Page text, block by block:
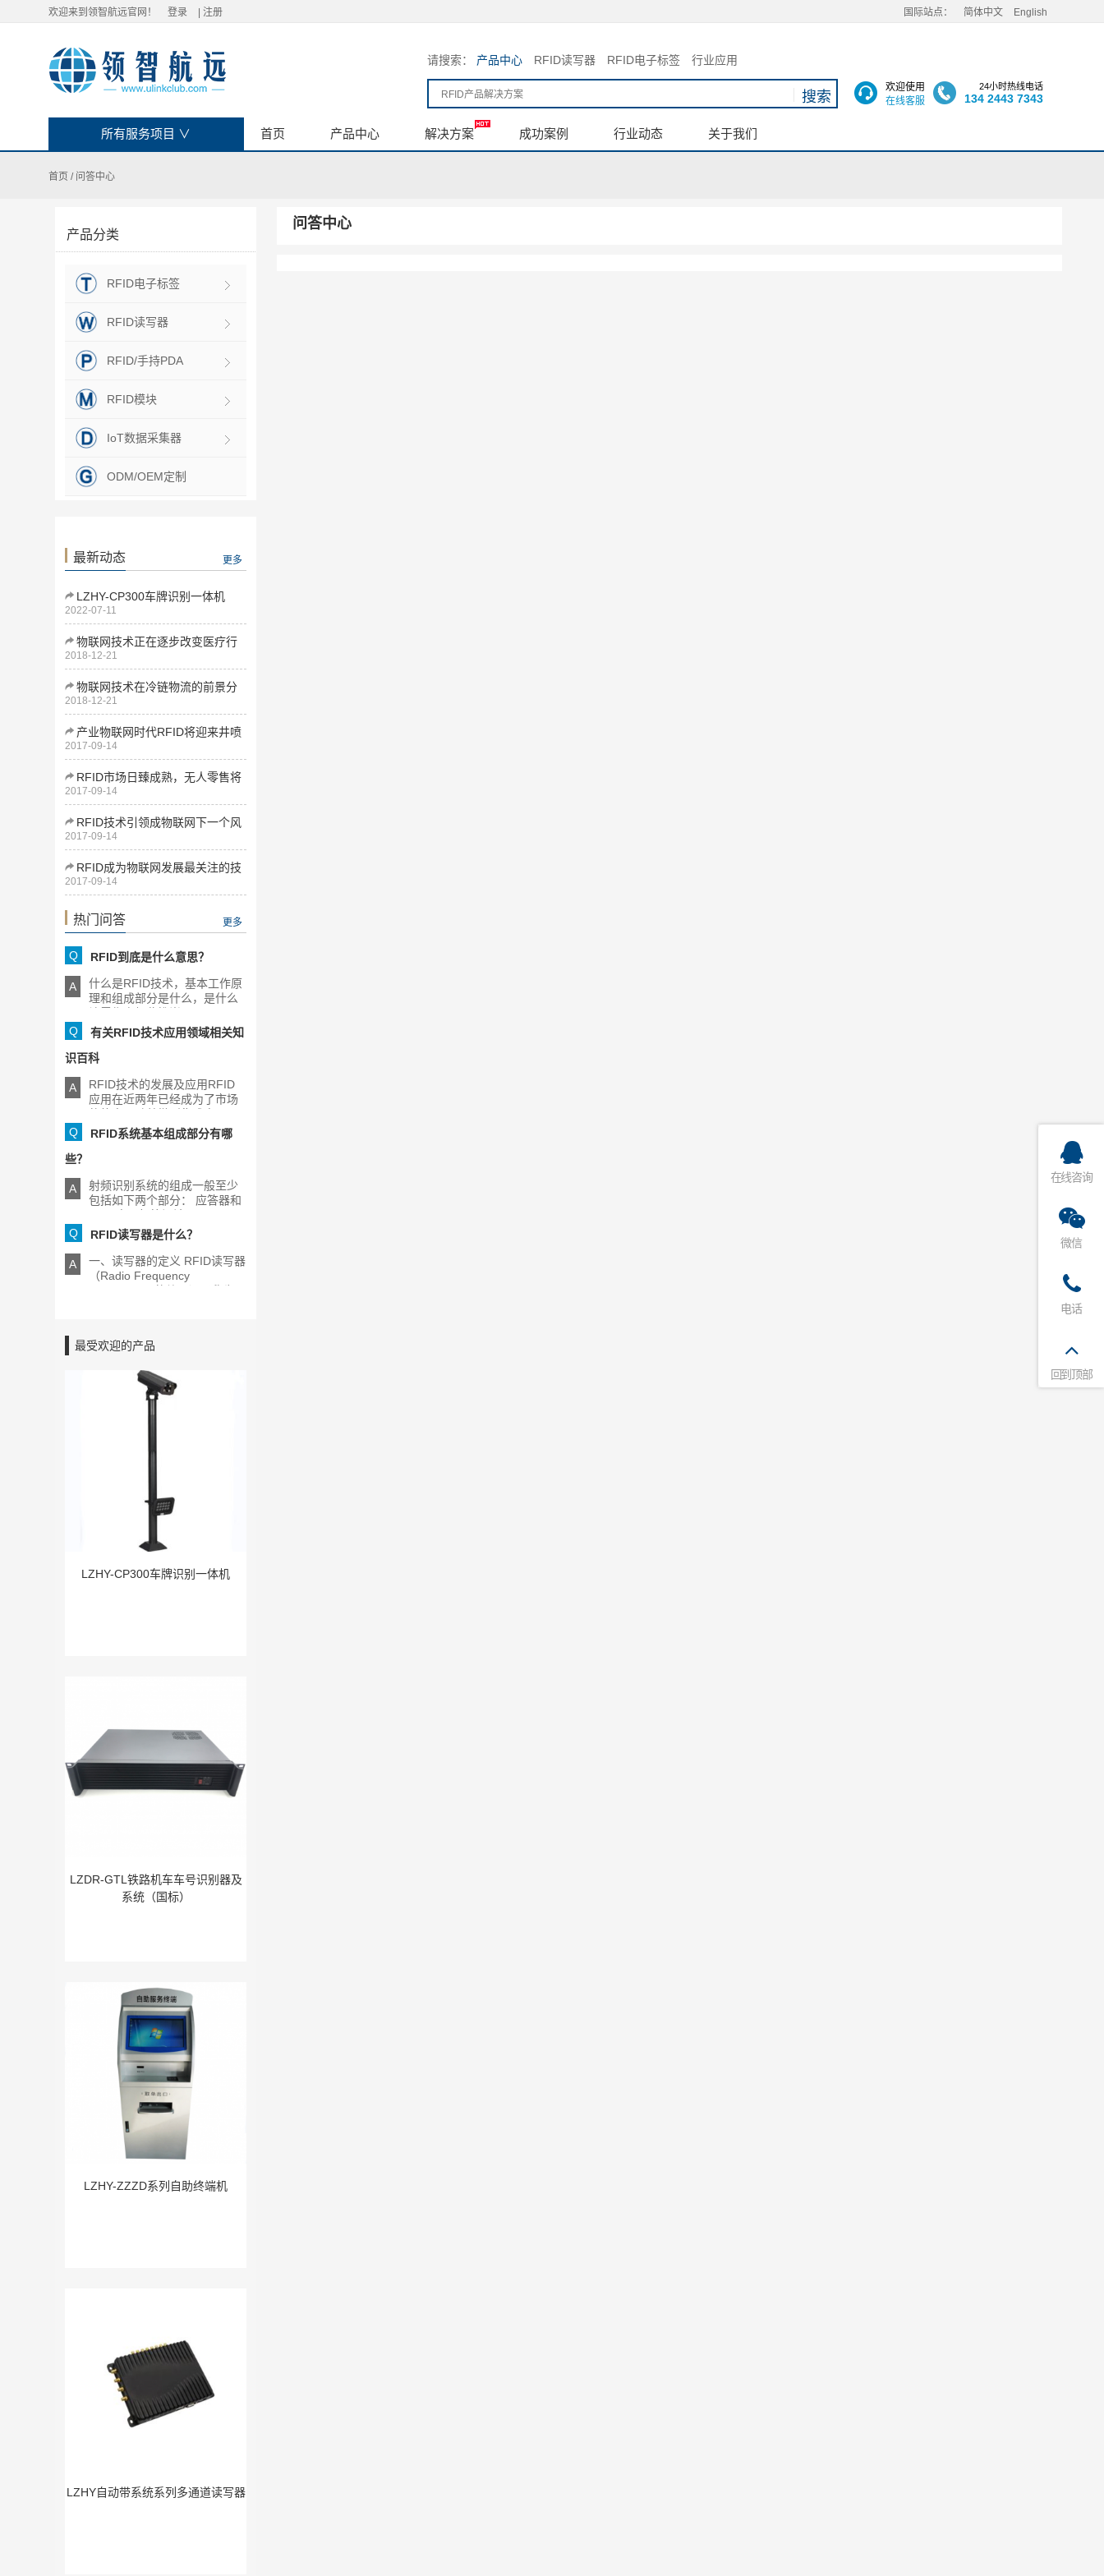
欢迎来到领智航远官网！ 登录 注册 国际站点： 简体中文 English
欢迎使用
在线客服
24小时热线电话
134 2443 7343
请搜索： 产品中心 RFID读写器 RFID电子标签 行业应用
所有服务项目 ∨ 首页 产品中心 解决方案 成功案例 行业动态 关于我们
首页 / 问答中心
产品分类
RFID电子标签
RFID读写器
RFID/手持PDA
RFID模块
IoT数据采集器
ODM/OEM定制
最新动态 更多
LZHY-CP300车牌识别一体机
2022-07-11
物联网技术正在逐步改变医疗行
业
2018-12-21
物联网技术在冷链物流的前景分
析
2018-12-21
产业物联网时代RFID将迎来井喷
式发展
2017-09-14
RFID市场日臻成熟，无人零售将
为下一增长点
2017-09-14
RFID技术引领成物联网下一个风
口
2017-09-14
RFID成为物联网发展最关注的技
术
2017-09-14
热门问答 更多
Q RFID到底是什么意思？
A
什么是RFID技术，基本工作原
理和组成部分是什么，是什么
Q
有关RFID技术应用领域相关知
识百科
A
RFID技术的发展及应用RFID
应用在近两年已经成为了市场
Q
RFID系统基本组成部分有哪
些？
A
射频识别系统的组成一般至少
包括如下两个部分： 应答器和
Q
RFID读写器是什么？
A
一、读写器的定义 RFID读写器
（Radio Frequency
最受欢迎的产品
LZHY-CP300车牌识别一体机
LZDR-GTL铁路机车车号识别器及
系统（国标）
LZHY-ZZZD系列自助终端机
LZHY自动带系统系列多通道读写器
问答中心
在线咨询
微信
电话
回到顶部